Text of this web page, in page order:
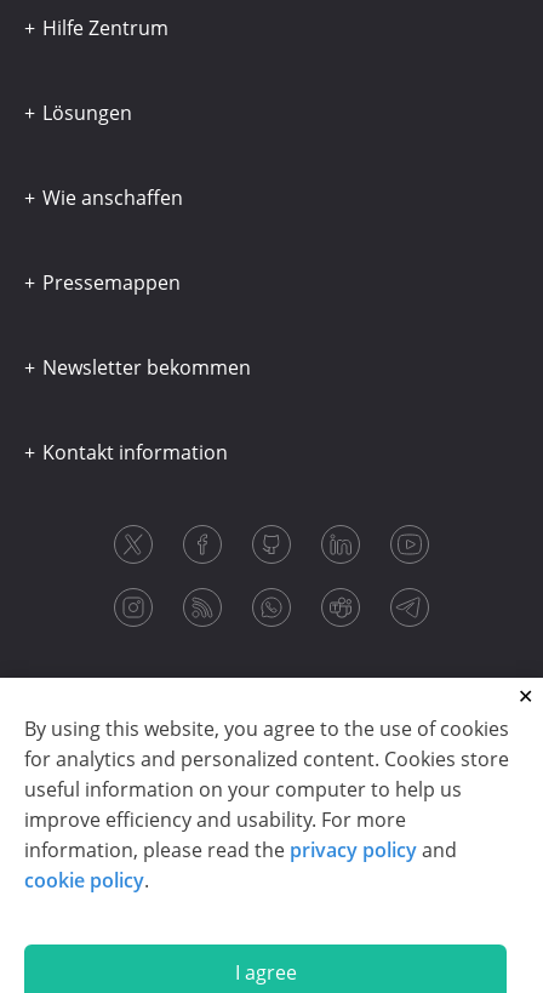
By using this website, you agree to the use of cookies
for analytics and personalized content. Cookies store
useful information on your computer to help us
improve efficiency and usability. For more
information, please read the privacy policyand
cookie policy.
I agree
Hilfe Zentrum
Lösungen
Wie anschaffen
Pressemappen
Newsletter bekommen
Kontakt information
Copyright © 2003-2026 CloudReports sp. z o.o. (dba
Stimulsoft). All rights reserved.
En De